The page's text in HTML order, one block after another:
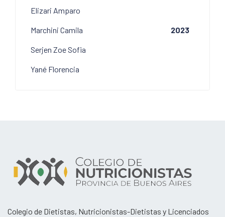
Elizari Amparo
Marchini Camila
Serjen Zoe Sofia
Yané Florencia
2023
Colegio de Dietistas, Nutricionistas-Dietistas y Licenciados